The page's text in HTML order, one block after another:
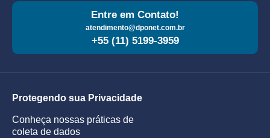
Entre em Contato!
atendimento@dponet.com.br
+55 (11) 5199-3959
Protegendo sua Privacidade
Conheça nossas práticas de
coleta de dados